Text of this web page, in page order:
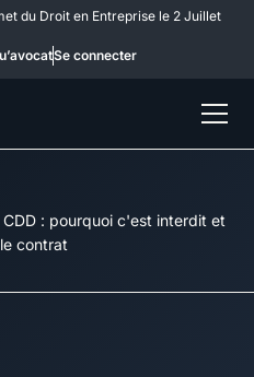
du Droit en Entreprise le 2 Juillet
Se connecter
: pourquoi c'est interdit et
contrat